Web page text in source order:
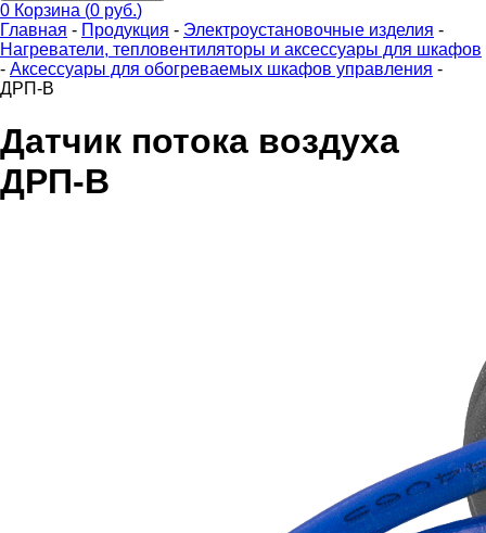
0 Корзина (0 руб.)
Главная - Продукция - Электроустановочные изделия -
Нагреватели, тепловентиляторы и аксессуары для шкафов
- Аксессуары для обогреваемых шкафов управления -
ДРП-В
Датчик потока воздуха
ДРП-В